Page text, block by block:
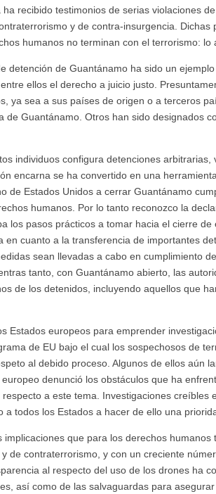
recibido testimonios de serias violaciones
y de contra-insurgencia. Dichas
humanos no terminan con el terrorismo: lo
detención de Guantánamo ha sido un
ellos el derecho a juicio justo.
ya sea a sus países de origen o a terceros
Guantánamo. Otros han sido designados
individuos configura detenciones arbitrarias,
encarna se ha convertido en una
de Estados Unidos a cerrar Guantánamo
humanos. Por lo tanto reconozco la
los pasos prácticos a tomar hacia el cierre de
cuanto a la transferencia de importantes
sean llevadas a cabo en cumplimiento
tanto, con Guantánamo abierto, las
de los detenidos, incluyendo aquellos que
Estados europeos para emprender
de EU bajo el cual los sospechosos de
al debido proceso. Algunos de ellos aún
denunció los obstáculos que ha
a este tema. Investigaciones creíbles
todos los Estados a hacer de ello una
que para los derechos humanos
de contraterrorismo, y con un creciente
al respecto del uso de los drones ha
así como de las salvaguardas para